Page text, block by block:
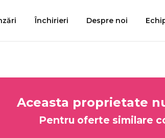
Închirieri Despre noi
Aceasta proprietate
Pentru oferte similare